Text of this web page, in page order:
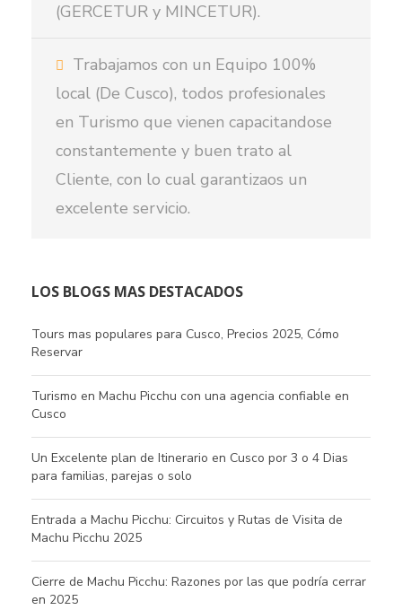
(GERCETUR y MINCETUR).
Trabajamos con un Equipo 100%
local (De Cusco), todos profesionales
en Turismo que vienen capacitandose
constantemente y buen trato al
Cliente, con lo cual garantizaos un
excelente servicio.
LOS BLOGS MAS DESTACADOS
Tours mas populares para Cusco, Precios 2025, Cómo
Reservar
Turismo en Machu Picchu con una agencia confiable en
Cusco
Un Excelente plan de Itinerario en Cusco por 3 o 4 Dias
para familias, parejas o solo
Entrada a Machu Picchu: Circuitos y Rutas de Visita de
Machu Picchu 2025
Cierre de Machu Picchu: Razones por las que podría cerrar
en 2025